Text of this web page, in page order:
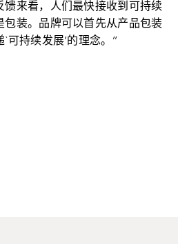
馈来看，人们最快接收到可持续
包装。品牌可以首先从产品包装
可持续发展’的理念。”